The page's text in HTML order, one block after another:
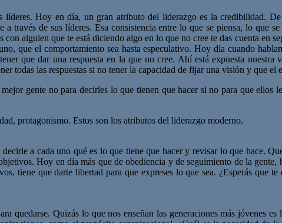
líderes. Hoy en día, un gran atributo del liderazgo es la credibilidad.
a través de sus líderes. Esa consistencia entre lo que se piensa, lo que
con alguien que te está diciendo algo en lo que no cree te das cuenta en
que el comportamiento sea hasta especulativo. Hoy día cuando
que dar una respuesta en la que no cree. Ahí está expuesta
todas las respuestas si no tener la capacidad de fijar una visión y que el
gente no para decirles lo que tienen que hacer si no para que
protagonismo. Estos son los atributos del liderazgo moderno.
a cada uno qué es lo que tiene que hacer y revisar lo que hace.
Hoy en día más que de obediencia y de seguimiento de la
tiene que darte libertad para que expreses lo que sea. ¿Esperás que
quedarse. Quizás lo que nos enseñan las generaciones más jóvenes